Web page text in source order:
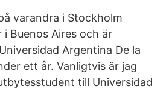
varandra i Stockholm
Buenos Aires och är
Argentina De la
ett år. Vanligtvis är jag
till Universidad